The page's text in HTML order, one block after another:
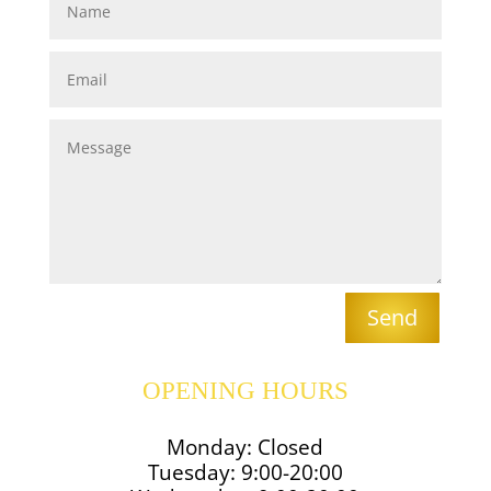
coloriste montréal meilleur coloriste montréal
traitement à la kératine traitement kératine prix
montreal coiffeuse pour homme blonnoir kerasilk
goldwell kerasilk kerasilk treatment goldwell kerasilk
shampoo goldwell goldwell restoration goldwell hair
products oribe dry shampoo oribe texturizing spray
oribe dry texturizing spray l'anza l'anza healing oil
Send
OPENING HOURS
Monday: Closed
Tuesday: 9:00-20:00